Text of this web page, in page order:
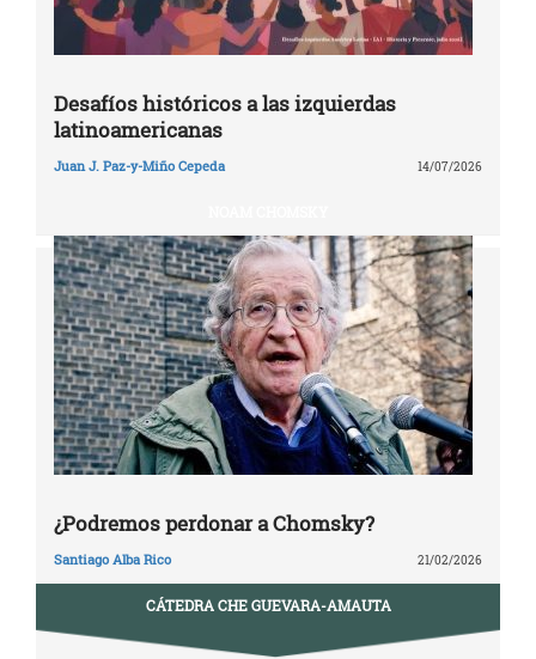
Desafíos históricos a las izquierdas
latinoamericanas
Juan J. Paz-y-Miño Cepeda 14/07/2026
¿Podremos perdonar a Chomsky?
Santiago Alba Rico 21/02/2026
CÁTEDRA CHE GUEVARA-AMAUTA